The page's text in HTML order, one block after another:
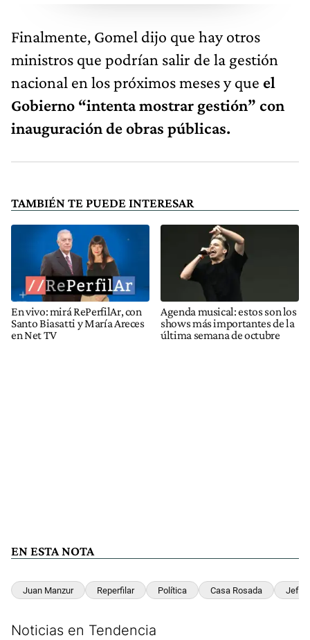
Finalmente, Gomel dijo que hay otros
ministros que podrían salir de la gestión
nacional en los próximos meses y que el
Gobierno “intenta mostrar gestión” con
inauguración de obras públicas.
TAMBIÉN TE PUEDE INTERESAR
En vivo: mirá RePerfilAr, con
Santo Biasatti y María Areces
en Net TV
Agenda musical: estos son los
shows más importantes de la
última semana de octubre
EN ESTA NOTA
Juan Manzur Reperfilar Política Casa Rosada Jefe
Noticias en Tendencia